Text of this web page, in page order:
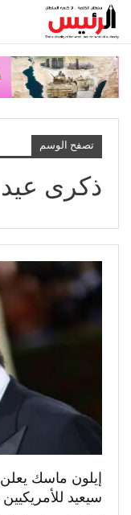
تصفح الوسم
ذكرى عيد
إيلون ماسك
سيعيد